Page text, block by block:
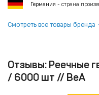
Германия - страна
Смотреть все товары бренда
Отзывы: Реечные
/ 6000 шт // BeA